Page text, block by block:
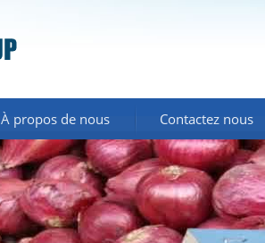
À propos de nous Contactez nous